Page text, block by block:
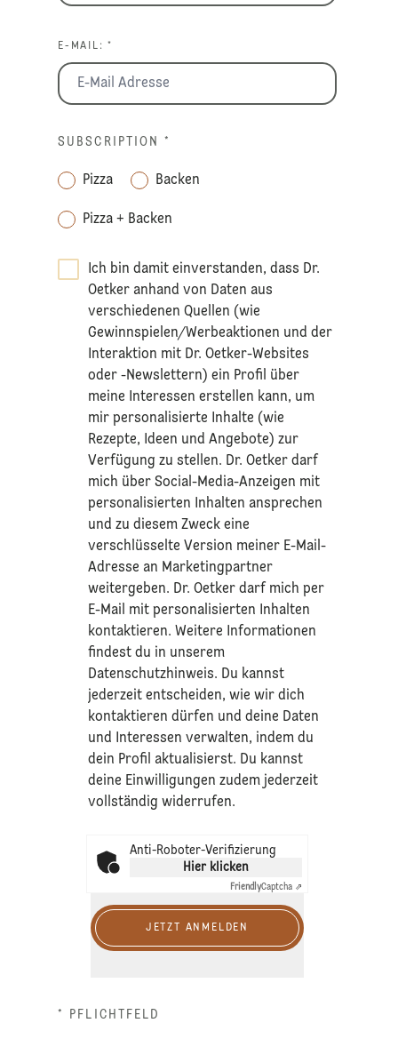
E-MAIL: *
SUBSCRIPTION *
Pizza Backen
Pizza + Backen
Ich bin damit einverstanden, dass Dr.
Oetker anhand von Daten aus
verschiedenen Quellen (wie
Gewinnspielen/Werbeaktionen und der
Interaktion mit Dr. Oetker-Websites
oder -Newslettern) ein Profil über
meine Interessen erstellen kann, um
mir personalisierte Inhalte (wie
Rezepte, Ideen und Angebote) zur
Verfügung zu stellen. Dr. Oetker darf
mich über Social-Media-Anzeigen mit
personalisierten Inhalten ansprechen
und zu diesem Zweck eine
verschlüsselte Version meiner E-Mail-
Adresse an Marketingpartner
weitergeben. Dr. Oetker darf mich per
E-Mail mit personalisierten Inhalten
kontaktieren. Weitere Informationen
findest du in unserem
Datenschutzhinweis. Du kannst
jederzeit entscheiden, wie wir dich
kontaktieren dürfen und deine Daten
und Interessen verwalten, indem du
dein Profil aktualisierst. Du kannst
deine Einwilligungen zudem jederzeit
vollständig widerrufen.
Anti-Roboter-Verifizierung
Hier klicken
FriendlyCaptcha ⇗
JETZT ANMELDEN
* PFLICHTFELD